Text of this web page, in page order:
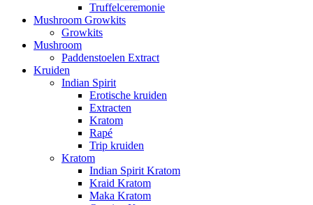
Truffelceremonie
Mushroom Growkits
Growkits
Mushroom
Paddenstoelen Extract
Kruiden
Indian Spirit
Erotische kruiden
Extracten
Kratom
Rapé
Trip kruiden
Kratom
Indian Spirit Kratom
Kraid Kratom
Maka Kratom